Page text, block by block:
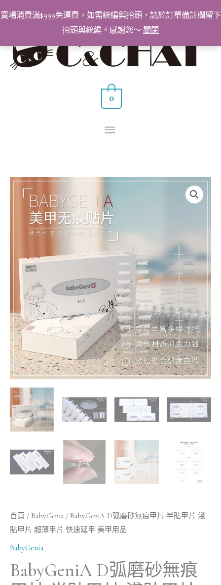
賣場消費滿$999免運費，如需統編與抬頭，請於訂單備註欄留下
抬頭與統編。感謝您～ 關閉
至
要
選
0
首頁 / BabyGenia / BabyGeniA D弧磨砂無痕甲片 半貼甲片 淺
貼甲片 超薄甲片 快速延甲 美甲用品
BabyGenia
BabyGeniA D弧磨砂無痕
BabyGeniA
半
貼
甲
片
淺
貼
甲
片
薄
速
延
甲